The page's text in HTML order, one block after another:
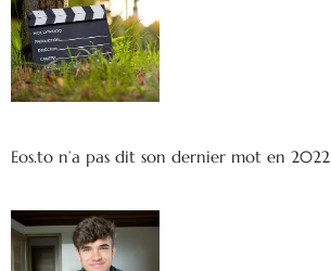
Eos.to n’a pas dit son dernier mot en 2022